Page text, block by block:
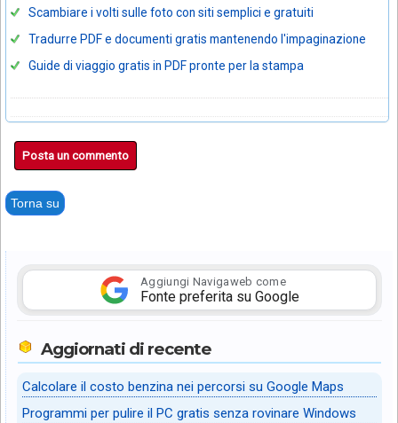
Scambiare i volti sulle foto con siti semplici e gratuiti
Tradurre PDF e documenti gratis mantenendo l'impaginazione
Guide di viaggio gratis in PDF pronte per la stampa
Posta un commento
Torna su
Aggiungi Navigaweb come
Fonte preferita su Google
Aggiornati di recente
Calcolare il costo benzina nei percorsi su Google Maps
Programmi per pulire il PC gratis senza rovinare Windows